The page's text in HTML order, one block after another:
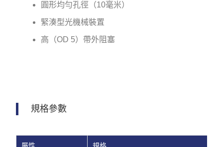
圓形均勻孔徑（10毫米）
緊湊型光機械裝置
高（OD 5）帶外阻塞
規格參數